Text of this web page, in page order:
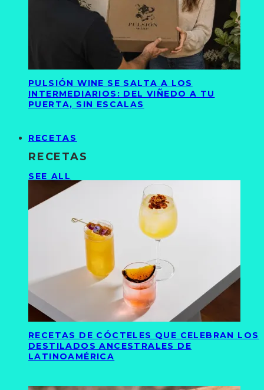
PULSIÓN WINE SE SALTA A LOS
INTERMEDIARIOS: DEL VIÑEDO A TU
PUERTA, SIN ESCALAS
RECETAS
RECETAS
SEE ALL
RECETAS DE CÓCTELES QUE CELEBRAN LOS
DESTILADOS ANCESTRALES DE
LATINOAMÉRICA